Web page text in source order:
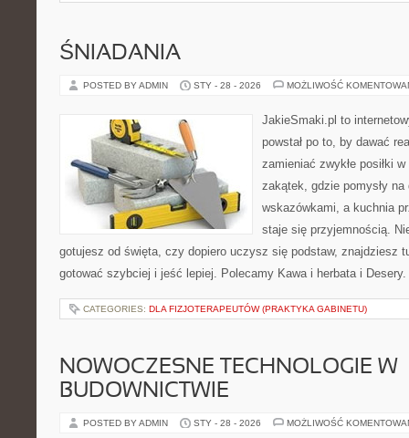
ŚNIADANIA
POSTED BY ADMIN STY - 28 - 2026 MOŻLIWOŚĆ
JakieSmaki.pl to
powstał po to, by dawać
zamieniać zwykłe posiłki
zakątek, gdzie pomysły
wskazówkami, a kuchnia
staje się przyjemnością.
gotujesz od święta, czy dopiero uczysz się podstaw, znajdziesz
gotować szybciej i jeść lepiej. Polecamy Kawa i herbata i
CATEGORIES: DLA FIZJOTERAPEUTÓW (PRAKTYKA GABINETU)
NOWOCZESNE TECHNOLOGIE W
BUDOWNICTWIE
POSTED BY ADMIN STY - 28 - 2026 MOŻLIWOŚĆ